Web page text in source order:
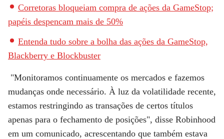
Corretoras bloqueiam compra de ações da GameStop;
papéis despencam mais de 50%
Entenda tudo sobre a bolha das ações da GameStop,
Blackberry e Blockbuster
"Monitoramos continuamente os mercados e fazemos
mudanças onde necessário. À luz da volatilidade recente,
estamos restringindo as transações de certos títulos
apenas para o fechamento de posições", disse Robinhood
em um comunicado, acrescentando que também estava